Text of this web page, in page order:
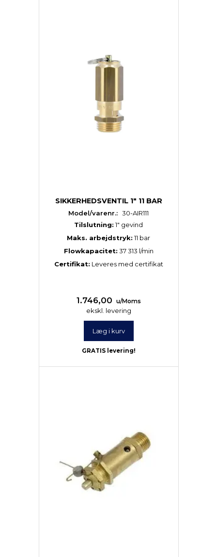
SIKKERHEDSVENTIL 1" 11 BAR
Model/varenr.: 30-AIR111
Tilslutning:1″ gevind
Maks. arbejdstryk:11 bar
Flowkapacitet: 37 313 l/min
Certifikat: Leveres med certifikat
1.746,00 u/Moms
ekskl. levering
Læg i kurv
GRATIS levering!